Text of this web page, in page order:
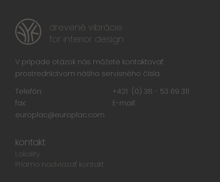
drevené vibrácie
for interior design
V prípade otázok nás môžete kontaktovať
prostredníctvom nášho servisného čísla.
Telefón:
+421 (0) 38 - 53 69 311
fax:
E-mail:
europlac@europlac.com
kontakt
Lokality
Priamo nadviazať kontakt